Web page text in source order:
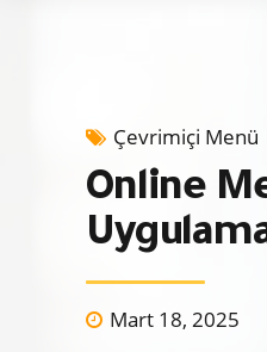
Çevrimiçi Menü
Online
Mart 18, 2025